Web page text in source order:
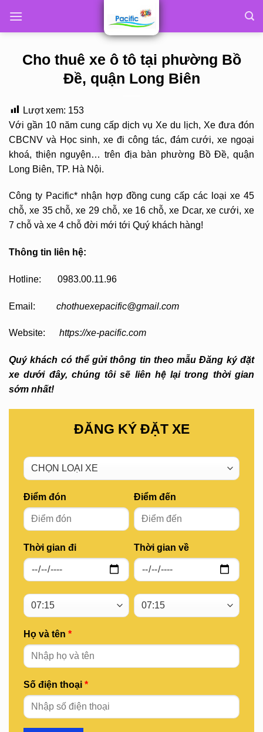
Cho thuê xe ô tô tại phường Bồ
Đề, quận Long Biên
Lượt xem: 153
Với gần 10 năm cung cấp dịch vụ Xe du lịch, Xe đưa đón
CBCNV và Học sinh, xe đi công tác, đám cưới, xe ngoại
khoá, thiện nguyện… trên địa bàn phường Bồ Đề, quận
Long Biên, TP. Hà Nội.
Công ty Pacific* nhận hợp đồng cung cấp các loại xe 45
chỗ, xe 35 chỗ, xe 29 chỗ, xe 16 chỗ, xe Dcar, xe cưới, xe
7 chỗ và xe 4 chỗ đời mới tới Quý khách hàng!
Thông tin liên hệ:
Hotline: 0983.00.11.96
Email: chothuexepacific@gmail.com
Website: https://xe-pacific.com
Quý khách có thể gửi thông tin theo mẫu Đăng ký đặt
xe dưới đây, chúng tôi sẽ liên hệ lại trong thời gian
sớm nhất!
ĐĂNG KÝ ĐẶT XE
Điểm đón
Thời gian đi
Điểm đến
Thời gian về
Họ và tên *
Số điện thoại *